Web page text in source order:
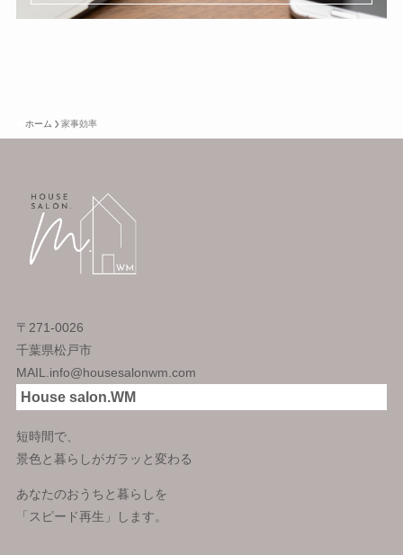
ホーム 家事効率
〒271-0026
千葉県松戸市
MAIL.info@housesalonwm.com
House salon.WM
短時間で、
景色と暮らしがガラッと変わる
あなたのおうちと暮らしを
「スピード再生」します。